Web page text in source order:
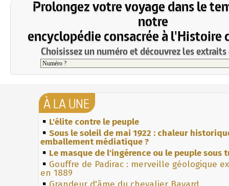
Prolongez votre voyage dans le
notre
encyclopédie consacrée à l'Histoire
Choisissez un numéro et découvrez les
À LA UNE
L'élite contre le peuple
Sous le soleil de mai 1922 : chaleur
emballement médiatique ?
Le masque de l'ingérence ou le peuple sous
Gouffre de Padirac : merveille géologique
en 1889